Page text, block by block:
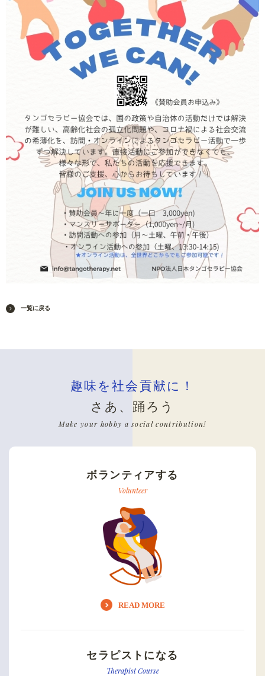
一覧に戻る
趣味を社会貢献に！
さあ、踊ろう
Make your hobby a social contribution!
ボランティアする
Volunteer
READ MORE
セラピストになる
Therapist Course